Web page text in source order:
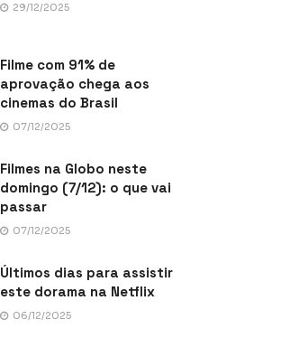
29/12/2025
Filme com 91% de
aprovação chega aos
cinemas do Brasil
07/12/2025
Filmes na Globo neste
domingo (7/12): o que vai
passar
07/12/2025
Últimos dias para assistir
este dorama na Netflix
06/12/2025